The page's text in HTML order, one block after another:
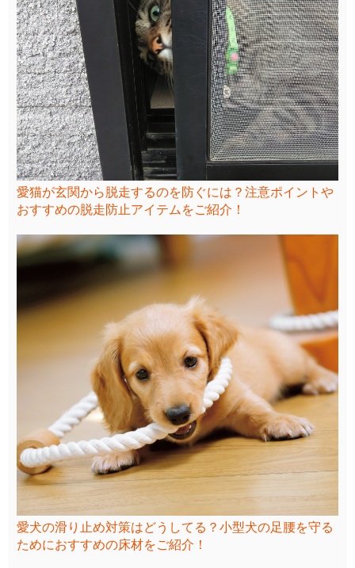
愛猫が玄関から脱走するのを防ぐには？注意ポイントや
おすすめの脱走防止アイテムをご紹介！
愛犬の滑り止め対策はどうしてる？小型犬の足腰を守る
ためにおすすめの床材をご紹介！